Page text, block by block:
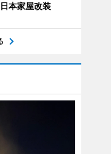
本家屋改装